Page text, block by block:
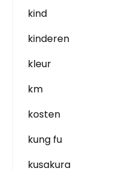
kind
kinderen
kleur
km
kosten
kung fu
kusakura